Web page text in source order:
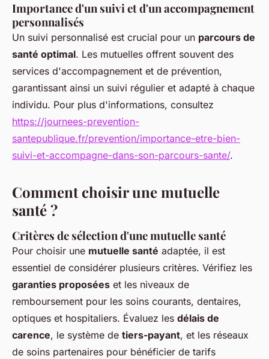
Importance d'un suivi et d'un accompagnement
personnalisés
Un suivi personnalisé est crucial pour un parcours de
santé optimal. Les mutuelles offrent souvent des
services d'accompagnement et de prévention,
garantissant ainsi un suivi régulier et adapté à chaque
individu. Pour plus d'informations, consultez
https://journees-prevention-
santepublique.fr/prevention/importance-etre-bien-
suivi-et-accompagne-dans-son-parcours-sante/.
Comment choisir une mutuelle
santé ?
Critères de sélection d'une mutuelle santé
Pour choisir une mutuelle santé adaptée, il est
essentiel de considérer plusieurs critères. Vérifiez les
garanties proposées et les niveaux de
remboursement pour les soins courants, dentaires,
optiques et hospitaliers. Évaluez les délais de
carence, le système de tiers-payant, et les réseaux
de soins partenaires pour bénéficier de tarifs